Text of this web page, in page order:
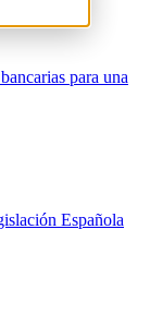
para una
Española